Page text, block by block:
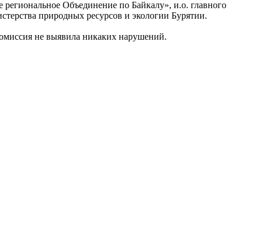
Объединение по Байкалу», и.о. главного
природных ресурсов и экологии Бурятии.
не выявила никаких нарушений.